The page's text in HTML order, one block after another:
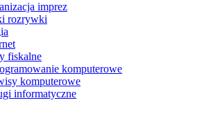
imprez
rozrywki
fiskalne
komputerowe
komputerowe
informatyczne